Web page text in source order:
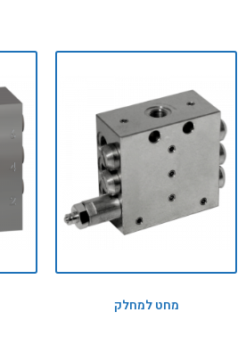
מחט למחלק